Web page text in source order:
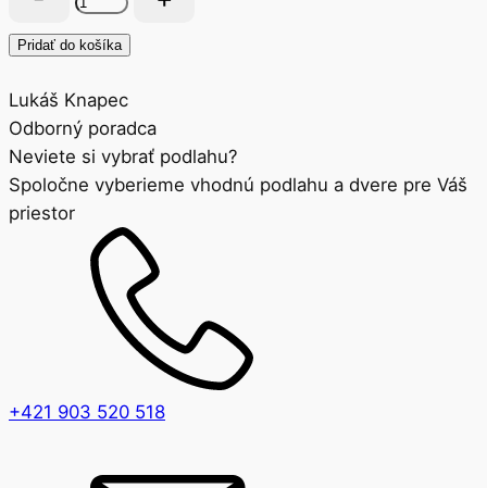
Herringbone
Dub
tmavý
83853Y
Pridať do košíka
Lukáš Knapec
Odborný poradca
Neviete si vybrať podlahu?
Spoločne vyberieme vhodnú podlahu a dvere pre Váš
priestor
+421 903 520 518